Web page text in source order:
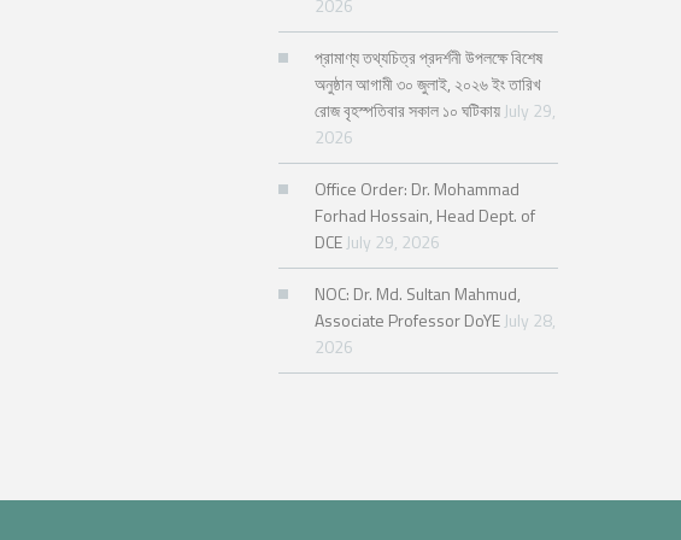
2026
প্রামাণ্য তথ্যচিত্র প্রদর্শনী উপলক্ষে বিশেষ
অনুষ্ঠান আগামী ৩০ জুলাই, ২০২৬ ইং তারিখ
রোজ বৃহস্পতিবার সকাল ১০ ঘটিকায় July 29,
2026
Office Order: Dr. Mohammad
Forhad Hossain, Head Dept. of
DCE July 29, 2026
NOC: Dr. Md. Sultan Mahmud,
Associate Professor DoYE July 28,
2026